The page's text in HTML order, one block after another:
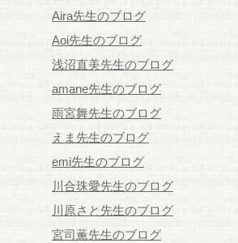
Aira先生のブログ
Aoi先生のブログ
浅沼直美先生のブログ
amane先生のブログ
雨宮舞先生のブログ
えま先生のブログ
emi先生のブログ
川合珠愛先生のブログ
川原さと先生のブログ
宮司薫先生のブログ